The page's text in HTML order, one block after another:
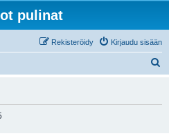
pulinat
Kirjaudu sisään
Rekisteröidy